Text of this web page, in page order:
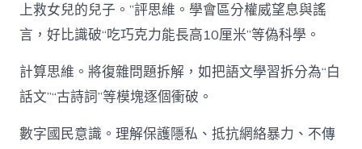
上救女兒的兒子。”評思維。學會區分權威望息與謠
言，好比識破“吃巧克力能長高10厘米”等偽科學。
計算思維。將復雜問題拆解，如把語文學習拆分為“白
話文”“古詩詞”等模塊逐個衝破。
數字國民意識。理解保護隱私、抵抗網絡暴力、不傳